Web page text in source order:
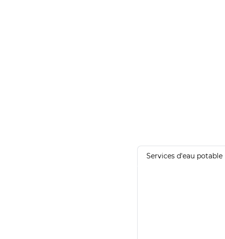
Services d'eau potable